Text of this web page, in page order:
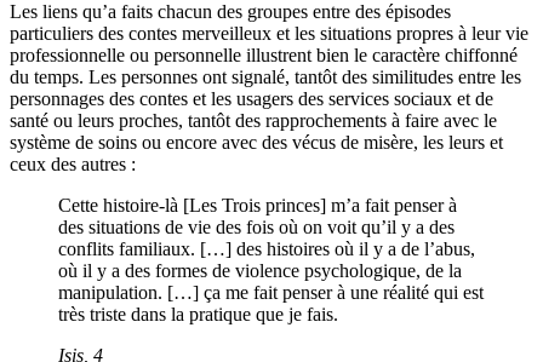
Les liens qu’a faits chacun des groupes entre des épisodes
particuliers des contes merveilleux et les situations propres à leur vie
professionnelle ou personnelle illustrent bien le caractère chiffonné
du temps. Les personnes ont signalé, tantôt des similitudes entre les
personnages des contes et les usagers des services sociaux et de
santé ou leurs proches, tantôt des rapprochements à faire avec le
système de soins ou encore avec des vécus de misère, les leurs et
ceux des autres :
Cette histoire-là [Les Trois princes] m’a fait penser à
des situations de vie des fois où on voit qu’il y a des
conflits familiaux. […] des histoires où il y a de l’abus,
où il y a des formes de violence psychologique, de la
manipulation. […] ça me fait penser à une réalité qui est
très triste dans la pratique que je fais.
Isis, 4